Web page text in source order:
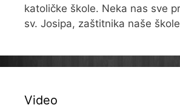
katoličke škole. Neka nas sve
sv. Josipa, zaštitnika naše
Video